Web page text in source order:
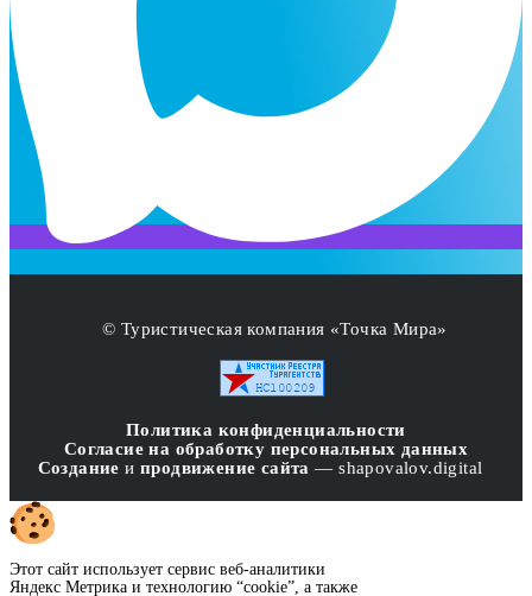
© Туристическая компания «Точка Мира»
Политика конфиденциальности
Согласие на обработку персональных данных
Создание ипродвижение сайта — shapovalov.digital
Этот сайт использует сервис веб-аналитики
Яндекс Метрика и технологию “cookie”, а также